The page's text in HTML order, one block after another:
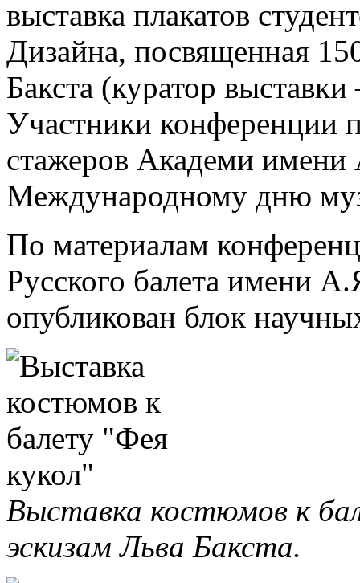
выставка плакатов
Дизайна, посвященная
Бакста (куратор
Участники конференции
стажеров Академи
Международному дню
По материалам
Русского балета имени
опубликован блок
Выставка костюмов к
эскизам Льва Бакста.